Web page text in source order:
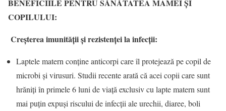
BENEFICIILE PENTRU SĂNĂTATEA MAMEI ȘI
COPILULUI:
Creșterea imunității și rezistenței la infecții:
Laptele matern conține anticorpi care îl protejează pe copil de
microbi și virusuri. Studii recente arată că acei copii care sunt
hrăniți în primele 6 luni de viață exclusiv cu lapte matern sunt
mai puțin expuși riscului de infecții ale urechii, diaree, boli